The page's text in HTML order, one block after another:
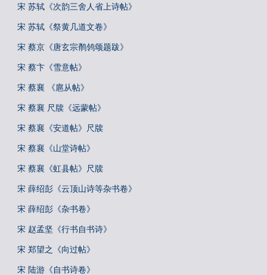
宋 苏轼《次韵三舍人省上诗帖》
宋 苏轼《祭黄几道文卷》
宋 蔡京《唐玄宗鹡鸰颂题跋》
宋 蔡卞《雪意帖》
宋 蔡襄 《扈从帖》
宋 蔡襄 尺牍《远蒙帖》
宋 蔡襄《安道帖》尺牍
宋 蔡襄《山堂诗帖》
宋 蔡襄《虹县帖》尺牍
宋 薛绍彭《云顶山诗等杂书卷》
宋 薛绍彭《杂书卷》
宋 赵孟坚《行书自书诗》
宋 郑望之《向过帖》
宋 陆游《自书诗卷》